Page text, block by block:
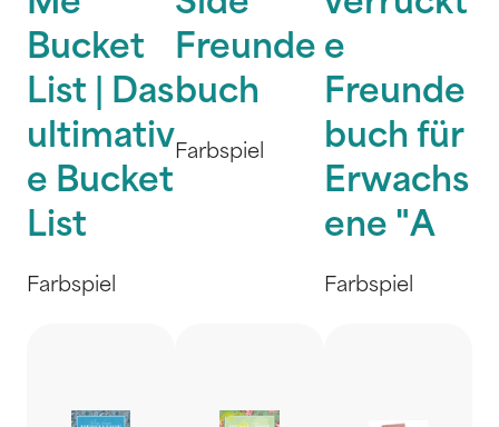
Bucket
List | Das
ultimativ
e Bucket
List
Farbspiel
Freunde
buch
Farbspiel
e
Freunde
buch für
Erwachs
ene "A
Farbspiel